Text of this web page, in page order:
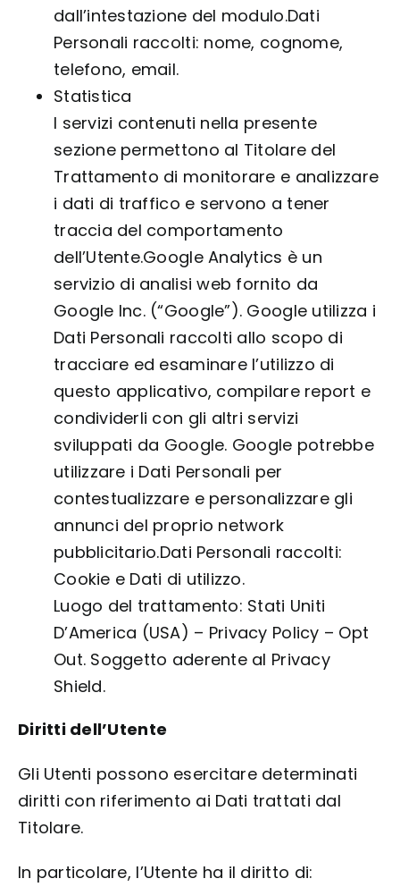
dall’intestazione del modulo.Dati
Personali raccolti: nome, cognome,
telefono, email.
Statistica
I servizi contenuti nella presente
sezione permettono al Titolare del
Trattamento di monitorare e analizzare
i dati di traffico e servono a tener
traccia del comportamento
dell’Utente.Google Analytics è un
servizio di analisi web fornito da
Google Inc. (“Google”). Google utilizza i
Dati Personali raccolti allo scopo di
tracciare ed esaminare l’utilizzo di
questo applicativo, compilare report e
condividerli con gli altri servizi
sviluppati da Google. Google potrebbe
utilizzare i Dati Personali per
contestualizzare e personalizzare gli
annunci del proprio network
pubblicitario.Dati Personali raccolti:
Cookie e Dati di utilizzo.
Luogo del trattamento: Stati Uniti
D’America (USA) – Privacy Policy – Opt
Out. Soggetto aderente al Privacy
Shield.
Diritti dell’Utente
Gli Utenti possono esercitare determinati
diritti con riferimento ai Dati trattati dal
Titolare.
In particolare, l’Utente ha il diritto di: